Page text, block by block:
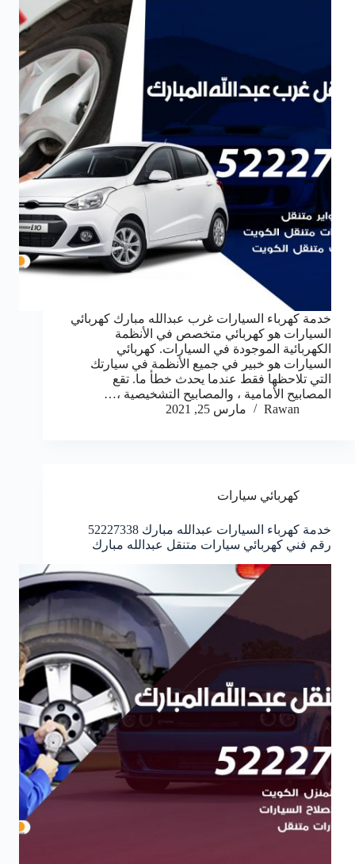
خدمة كهرباء السيارات غرب عبدالله مبارك كهربائي
السيارات هو كهربائي متخصص في الأنظمة
الكهربائية الموجودة في السيارات. كهربائي
السيارات هو خبير في جميع الأنظمة في سيارتك
التي تلاحظها فقط عندما يحدث خطأ ما. تقع
المصابيح الأمامية ، والمصابيح التشخيصية ،…
Rawan
مارس 25, 2021
كهربائي سيارات
خدمة كهرباء السيارات عبدالله مبارك 52227338
رقم فني كهربائي سيارات متنقل عبدالله مبارك